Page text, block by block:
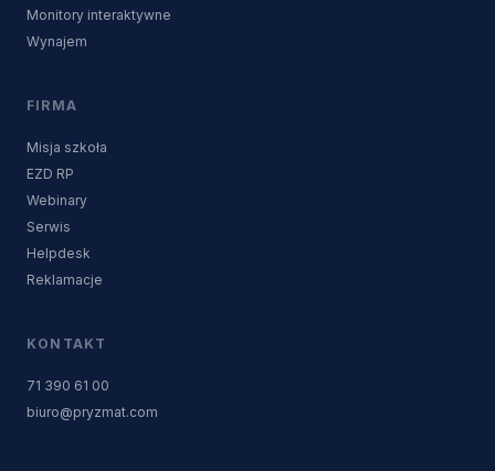
Monitory interaktywne
Wynajem
FIRMA
Misja szkoła
EZD RP
Webinary
Serwis
Helpdesk
Reklamacje
KONTAKT
71 390 61 00
biuro@pryzmat.com